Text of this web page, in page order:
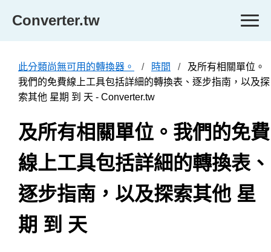
Converter.tw
此分類尚無可用的轉換器。 時間
及所有相關單位。
我們的免費線上工具包括詳細的轉換表、逐步指南，以及探
索其他 星期 到 天 - Converter.tw
及所有相關單位。我們的免費
線上工具包括詳細的轉換表、
逐步指南，以及探索其他 星
期 到 天